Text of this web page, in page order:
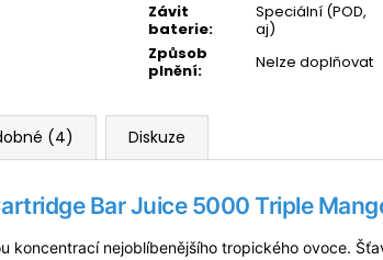
Závit
baterie:
Speciální (POD,
aj)
Způsob
plnění: Nelze doplňovat
(4) Diskuze
Bar Juice 5000 Triple
koncentrací nejoblíbenějšího tropického ovoce.